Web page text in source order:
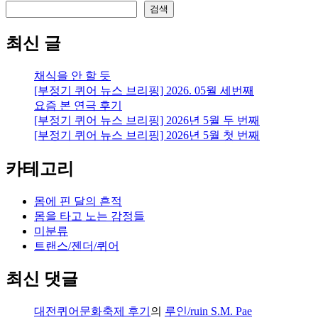
검색
최신 글
채식을 안 할 듯
[부정기 퀴어 뉴스 브리핑] 2026. 05월 세번째
요즘 본 연극 후기
[부정기 퀴어 뉴스 브리핑] 2026년 5월 두 번째
[부정기 퀴어 뉴스 브리핑] 2026년 5월 첫 번째
카테고리
몸에 핀 달의 흔적
몸을 타고 노는 감정들
미분류
트랜스/젠더/퀴어
최신 댓글
대전퀴어문화축제 후기 의 루인/ruin S.M. Pae